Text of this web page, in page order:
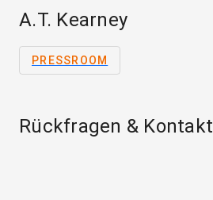
A.T. Kearney
PRESSROOM
Rückfragen & Kontakt